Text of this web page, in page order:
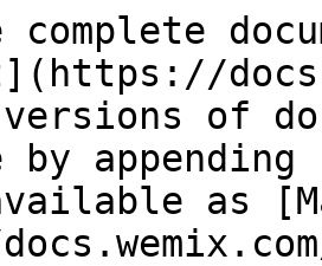
versions of
as